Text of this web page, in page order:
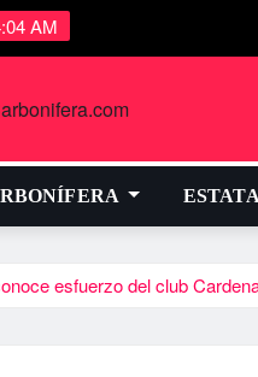
AM
esfuerzo del club